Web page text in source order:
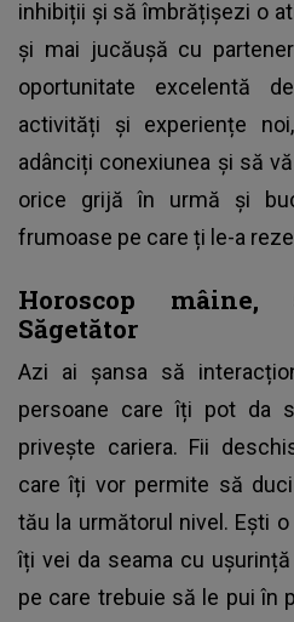
inhibiții și să îmbrățișezi o
și mai jucăușă cu
oportunitate excelentă
activități și experiențe
adânciți conexiunea și să
orice grijă în urmă și
frumoase pe care ți le-a
Horoscop
Săgetător
Azi ai șansa să
persoane care îți pot da
privește cariera. Fii
care îți vor permite să
tău la următorul nivel. Ești
îți vei da seama cu
pe care trebuie să le pui în